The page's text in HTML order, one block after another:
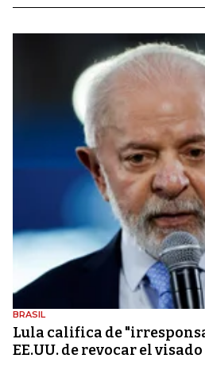
BRASIL
Lula califica de
EE.UU. de revocar el